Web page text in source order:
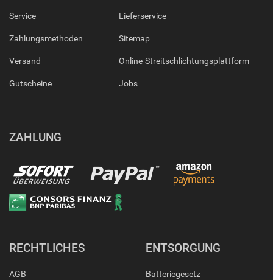
Service
Zahlungsmethoden
Versand
Gutscheine
Lieferservice
Sitemap
Online-Streitschlichtungsplattform
Jobs
ZAHLUNG
RECHTLICHES
AGB
ENTSORGUNG
Batteriegesetz